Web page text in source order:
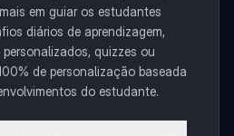
em guiar os estudantes
diários de aprendizagem,
quizzes ou
de personalização baseada
do estudante.